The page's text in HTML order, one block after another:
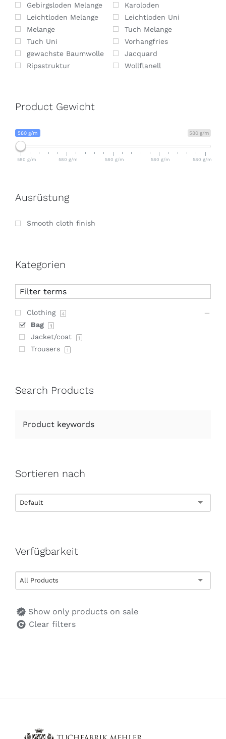
Gebirgsloden Melange
Karoloden
Leichtloden Melange
Leichtloden Uni
Melange
Tuch Melange
Tuch Uni
Vorhangfries
gewachste Baumwolle
Jacquard
Ripsstruktur
Wollflanell
Product Gewicht
580 g/m
580 g/m
580 g/m 580 g/m 580 g/m 580 g/m 580 g/m
Ausrüstung
Smooth cloth finish
Kategorien
Clothing 4
Bag 1
Jacket/coat 1
Trousers 1
Search Products
Sortieren nach
Default
Verfügbarkeit
All Products
Show only products on sale
Clear filters